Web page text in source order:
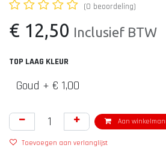
(0 beoordeling)
€ 12,50 Inclusief BTW
TOP LAAG KLEUR
Aan
Toevoegen aan verlanglijst